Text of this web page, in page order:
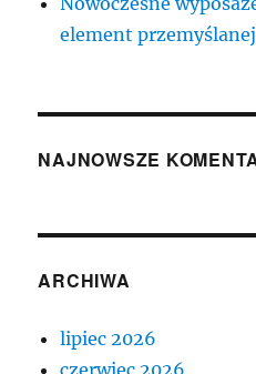
element
NAJNOWSZE
ARCHIWA
lipiec 2026
czerwiec 2026